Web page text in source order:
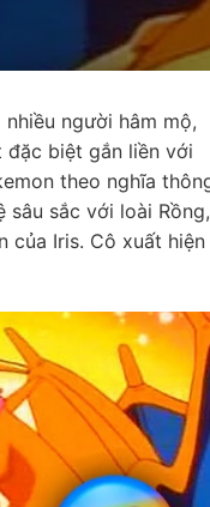
người hâm mộ,
đặc biệt gắn liền với
theo nghĩa
sắc với loài Rồng,
của Iris. Cô xuất hiện